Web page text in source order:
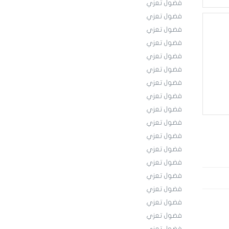
فضول تعزي
فضول تعزي
فضول تعزي
فضول تعزي
فضول تعزي
فضول تعزي
فضول تعزي
فضول تعزي
فضول تعزي
فضول تعزي
فضول تعزي
فضول تعزي
فضول تعزي
فضول تعزي
فضول تعزي
فضول تعزي
فضول تعزي